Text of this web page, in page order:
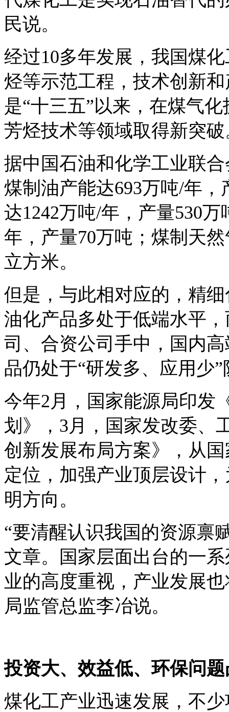
民说。
经过10多年发展，我国煤
烃等示范工程，技术创新
是“十三五”以来，在煤气
芳烃技术等领域取得新突破
据中国石油和化学工业联
煤制油产能达693万吨/年
达1242万吨/年，产量530
年，产量70万吨；煤制天
立方米。
但是，与此相对应的，精
油化产品多处于低端水平
司、合资公司手中，国内
品仍处于“研发多、应用少”
今年2月，国家能源局印发
划》，3月，国家发改委、
创新发展布局方案》，从
定位，加强产业顶层设计
明方向。
“要清醒认识我国的资源禀
文章。国家层面出台的一
业的高度重视，产业发展
局监管总监李冶说。
投资大、效益低、环保问
煤化工产业迅速发展，不